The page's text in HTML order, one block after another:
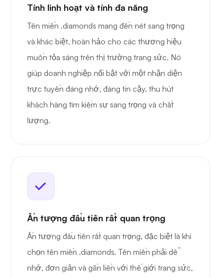
Tính linh hoạt và tính đa năng
Tên miền .diamonds mang đến nét sang trọng
và khác biệt, hoàn hảo cho các thương hiệu
muốn tỏa sáng trên thị trường trang sức. Nó
giúp doanh nghiệp nổi bật với một nhận diện
trực tuyến đáng nhớ, đáng tin cậy, thu hút
khách hàng tìm kiếm sự sang trọng và chất
lượng.
Ấn tượng đầu tiên rất quan trọng
Ấn tượng đầu tiên rất quan trọng, đặc biệt là khi
chọn tên miền .diamonds. Tên miền phải dễ
nhớ, đơn giản và gắn liền với thế giới trang sức,